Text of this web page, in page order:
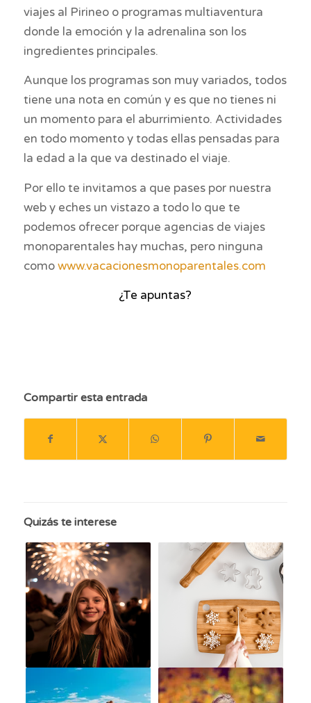
viajes al Pirineo o programas multiaventura
donde la emoción y la adrenalina son los
ingredientes principales.
Aunque los programas son muy variados, todos
tiene una nota en común y es que no tienes ni
un momento para el aburrimiento. Actividades
en todo momento y todas ellas pensadas para
la edad a la que va destinado el viaje.
Por ello te invitamos a que pases por nuestra
web y eches un vistazo a todo lo que te
podemos ofrecer porque agencias de viajes
monoparentales hay muchas, pero ninguna
comowww.vacacionesmonoparentales.com
¿Te apuntas?
Compartir esta entrada
Quizás te interese